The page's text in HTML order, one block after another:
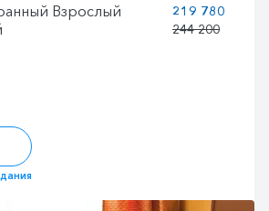
Взрослый
219 780
244 200